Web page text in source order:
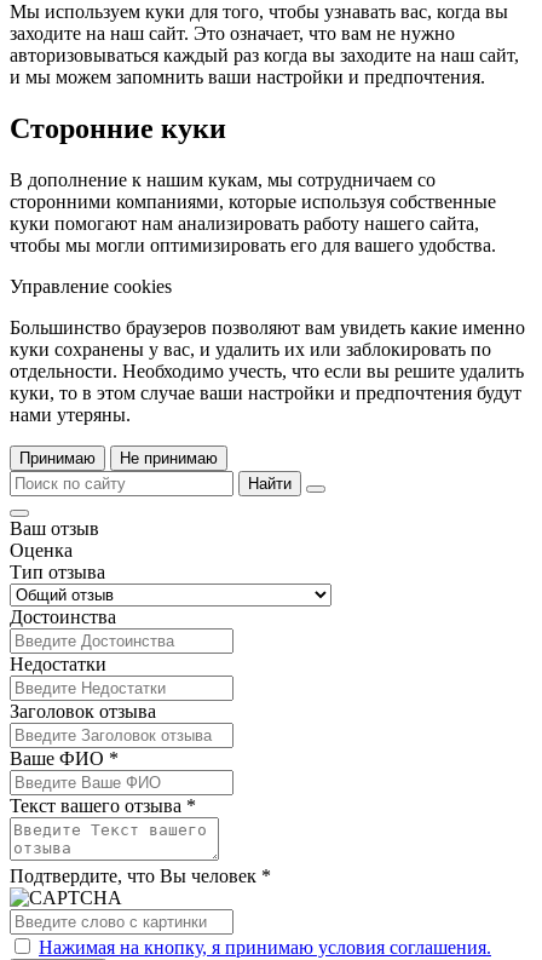
Мы используем куки для того, чтобы узнавать вас, когда вы
заходите на наш сайт. Это означает, что вам не нужно
авторизовываться каждый раз когда вы заходите на наш сайт,
и мы можем запомнить ваши настройки и предпочтения.
Сторонние куки
В дополнение к нашим кукам, мы сотрудничаем со
сторонними компаниями, которые используя собственные
куки помогают нам анализировать работу нашего сайта,
чтобы мы могли оптимизировать его для вашего удобства.
Управление cookies
Большинство браузеров позволяют вам увидеть какие именно
куки сохранены у вас, и удалить их или заблокировать по
отдельности. Необходимо учесть, что если вы решите удалить
куки, то в этом случае ваши настройки и предпочтения будут
нами утеряны.
Принимаю
Не принимаю
Найти
Ваш отзыв
Оценка
Тип отзыва
Достоинства
Недостатки
Заголовок отзыва
Ваше ФИО *
Текст вашего отзыва *
Подтвердите, что Вы человек *
Нажимая на кнопку, я принимаю условия соглашения.